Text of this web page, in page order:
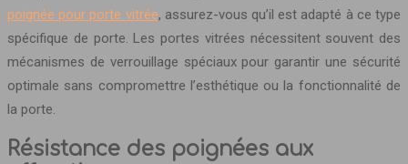
poignée pour porte vitrée, assurez-vous qu’il est adapté à ce type
spécifique de porte. Les portes vitrées nécessitent souvent des
mécanismes de verrouillage spéciaux pour garantir une sécurité
optimale sans compromettre l’esthétique ou la fonctionnalité de
la porte.
Résistance des poignées aux